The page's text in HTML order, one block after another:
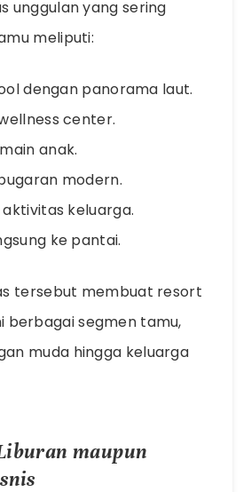
unggulan yang sering
meliputi:
dengan panorama laut.
center.
anak.
modern.
keluarga.
ke pantai.
tersebut membuat resort
berbagai segmen tamu,
muda hingga keluarga
maupun